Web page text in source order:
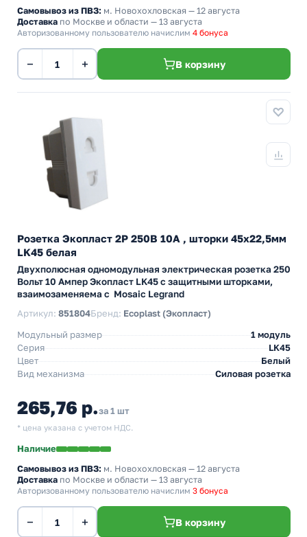
Самовывоз из ПВЗ: м. Новохохловская — 12 августа
Доставка по Москве и области — 13 августа
Авторизованному пользователю начислим 4 бонуса
− + В корзину
Розетка Экопласт 2Р 250В 10А , шторки 45х22,5мм
LK45 белая
Двухполюсная одномодульная электрическая розетка 250
Вольт 10 Ампер Экопласт LK45 с защитными шторками,
взаимозаменяема с Mosaic Legrand
Артикул: 851804Бренд: Ecoplast (Экопласт)
Модульный размер
1 модуль
Серия
LK45
Цвет
Белый
Вид механизма
Силовая розетка
265,76 р.за 1 шт
* цена указана с учетом НДС.
Наличие
Самовывоз из ПВЗ: м. Новохохловская — 12 августа
Доставка по Москве и области — 13 августа
Авторизованному пользователю начислим 3 бонуса
− + В корзину